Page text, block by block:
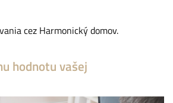
cez Harmonický domov.
hodnotu vašej